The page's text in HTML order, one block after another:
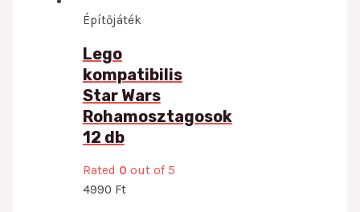
Építőjáték
Lego
kompatibilis
Star Wars
Rohamosztagosok
12 db
Rated 0 out of 5
4990 Ft